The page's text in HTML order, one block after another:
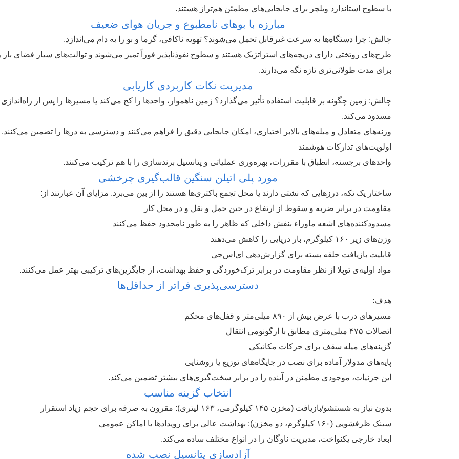
با سطوح استاندارد ویلچر برای جابجایی‌های مطمئن هم‌تراز هستند.
مبارزه با بوهای نامطبوع و جریان هوای ضعیف
چالش: چرا دستگاه‌ها به سرعت غیرقابل تحمل می‌شوند؟ تهویه ناکافی، گرما و بو را به دام می‌اندازد.
طرح‌های روتختی دارای دریچه‌های استراتژیک هستند و سطوح نفوذناپذیر فوراً تمیز می‌شوند و توالت‌های سیار فضای باز
برای مدت طولانی‌تری تازه نگه می‌دارند.
مدیریت نکات کاربردی کاریابی
چالش: زمین چگونه بر قابلیت استفاده تأثیر می‌گذارد؟ زمین ناهموار، واحدها را کج می‌کند یا مسیرها را پس از راه‌اندازی
مسدود می‌کند.
وزنه‌های متعادل و میله‌های بالابر اختیاری، امکان جابجایی دقیق را فراهم می‌کنند و دسترسی به درها را تضمین می‌کنند.
اولویت‌های تدارکات هوشمند
واحدهای برجسته، انطباق با مقررات، بهره‌وری عملیاتی و پتانسیل برندسازی را با هم ترکیب می‌کنند.
مورد پلی اتیلن سنگین قالب‌گیری چرخشی
ساختار یک تکه، درزهایی که نشتی دارند یا محل تجمع باکتری‌ها هستند را از بین می‌برد. مزایای آن عبارتند از:
مقاومت در برابر ضربه و سقوط از ارتفاع در حین حمل و نقل و در محل کار
مسدودکننده‌های اشعه ماوراء بنفش داخلی که ظاهر را به طور نامحدود حفظ می‌کنند
وزن‌های زیر ۱۶۰ کیلوگرم، بار دریایی را کاهش می‌دهند
قابلیت بازیافت حلقه بسته برای گزارش‌دهی ای‌اس‌جی
مواد اولیه‌ی توپلا از نظر مقاومت در برابر ترک‌خوردگی و حفظ بهداشت، از جایگزین‌های ترکیبی بهتر عمل می‌کنند.
دسترسی‌پذیری فراتر از حداقل‌ها
هدف:
مسیرهای درب با عرض بیش از ۸۹۰ میلی‌متر و قفل‌های محکم
اتصالات ۴۷۵ میلی‌متری مطابق با ارگونومی انتقال
گزینه‌های میله سقف برای حرکات مکانیکی
پایه‌های مدولار آماده برای نصب در جایگاه‌های توزیع یا روشنایی
این جزئیات، موجودی مطمئن در آینده را در برابر سخت‌گیری‌های بیشتر تضمین می‌کند.
انتخاب گزینه مناسب
بدون نیاز به شستشو/بازیافت (مخزن ۱۴۵ کیلوگرمی، ۱۶۳ لیتری): مقرون به صرفه برای حجم زیاد استقرار
سینک ظرفشویی (۱۶۰ کیلوگرم، دو مخزن): بهداشت عالی برای رویدادها یا اماکن عمومی
ابعاد خارجی یکنواخت، مدیریت ناوگان را در انواع مختلف ساده می‌کند.
آزادسازی پتانسیل نصب شده